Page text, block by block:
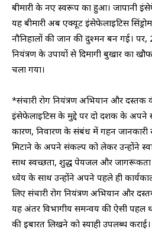
बीमारी के नए स्वरूप का हुआ। जापानी
यह बीमारी अब एक्यूट इंसेफेलाइटिस
नौनिहालों की जान की दुश्मन बन गई।
नियंत्रण के उपायों से दिमागी बुखार का
चला गया।
*संचारी रोग नियंत्रण अभियान और दस्तक
इंसेफेलाइटिस के मुद्दे पर दो दशक के अपने
कारण, निवारण के संबंध में गहन जानकारी
मिटाने के अपने संकल्प को लेकर उन्होंने
साथ स्वच्छता, शुद्ध पेयजल और जागरूकता
ध्येय के साथ उन्होंने अपने पहले ही
लिए संचारी रोग नियंत्रण अभियान और
यह अंतर विभागीय समन्वय की ऐसी पहल
की इबारत लिखने को स्याही उपलब्ध